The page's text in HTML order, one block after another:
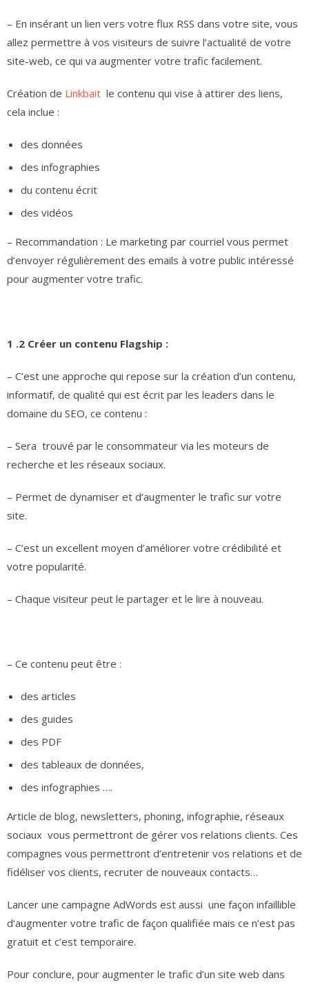
– En insérant un lien vers votre flux RSS dans votre site, vous
allez permettre à vos visiteurs de suivre l’actualité de votre
site-web, ce qui va augmenter votre trafic facilement.
Création de Linkbait le contenu qui vise à attirer des liens,
cela inclue :
des données
des infographies
du contenu écrit
des vidéos
– Recommandation : Le marketing par courriel vous permet
d’envoyer régulièrement des emails à votre public intéressé
pour augmenter votre trafic.
1 .2 Créer un contenu Flagship :
– C’est une approche qui repose sur la création d’un contenu,
informatif, de qualité qui est écrit par les leaders dans le
domaine du SEO, ce contenu :
– Sera trouvé par le consommateur via les moteurs de
recherche et les réseaux sociaux.
– Permet de dynamiser et d’augmenter le trafic sur votre
site.
– C’est un excellent moyen d’améliorer votre crédibilité et
votre popularité.
– Chaque visiteur peut le partager et le lire à nouveau.
– Ce contenu peut être :
des articles
des guides
des PDF
des tableaux de données,
des infographies ….
Article de blog, newsletters, phoning, infographie, réseaux
sociaux vous permettront de gérer vos relations clients. Ces
compagnes vous permettront d’entretenir vos relations et de
fidéliser vos clients, recruter de nouveaux contacts…
Lancer une campagne AdWords est aussi une façon infaillible
d‘augmenter votre trafic de façon qualifiée mais ce n’est pas
gratuit et c’est temporaire.
Pour conclure, pour augmenter le trafic d’un site web dans